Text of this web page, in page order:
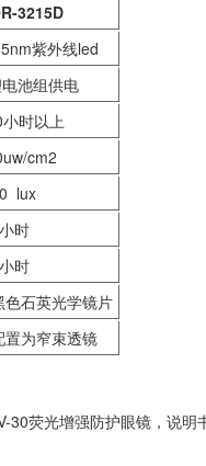
3215D
紫外线led
池组供电
时以上
cm2
lux
时
时
色石英光学镜片
置为窄束透镜
荧光增强防护眼镜，说明